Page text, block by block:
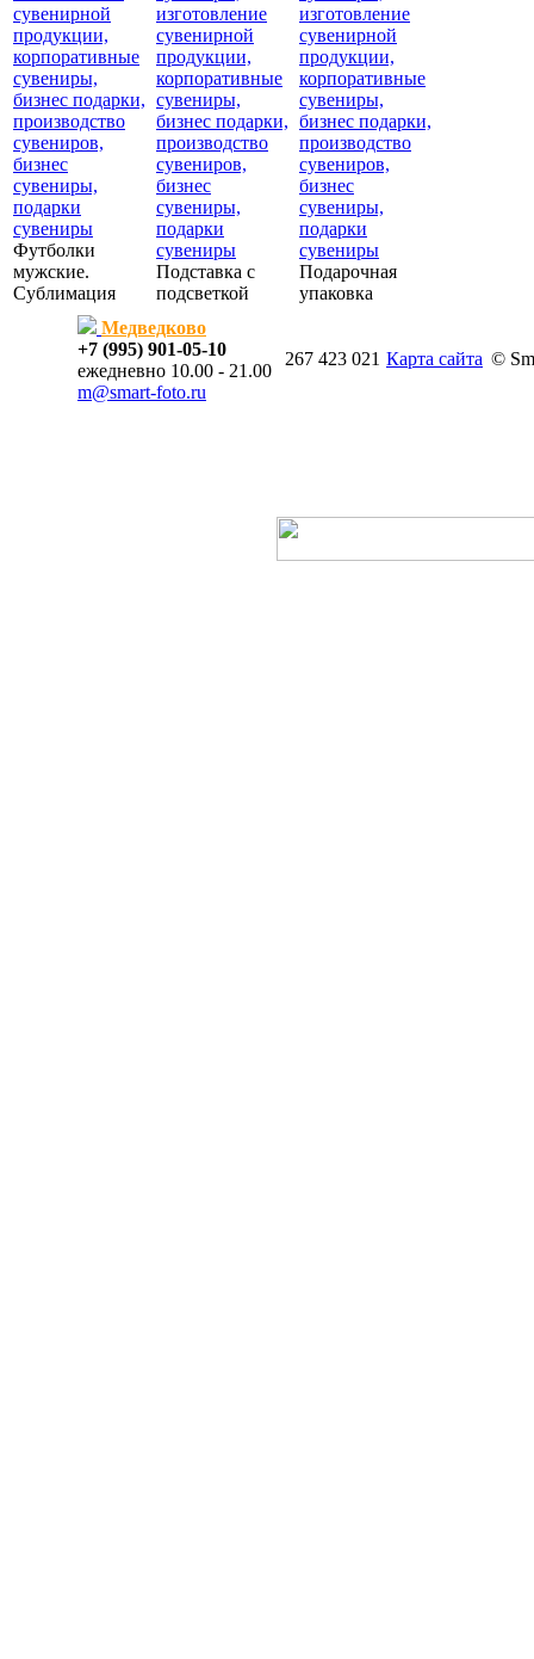
Футболки
мужские.
Сублимация
Подставка с
подсветкой
Подарочная
упаковка
Медведково
+7 (995) 901-05-10
ежедневно 10.00 - 21.00
m@smart-foto.ru
267 423 021 Карта сайта ©